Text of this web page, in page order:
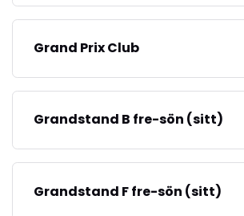
Grand Prix Club
Grandstand B fre-sön (sitt)
Grandstand F fre-sön (sitt)